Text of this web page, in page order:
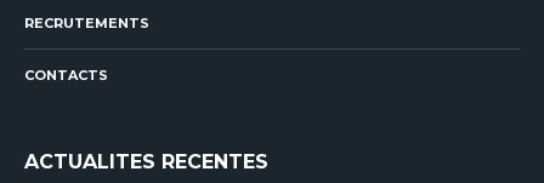
RECRUTEMENTS
CONTACTS
ACTUALITES RECENTES